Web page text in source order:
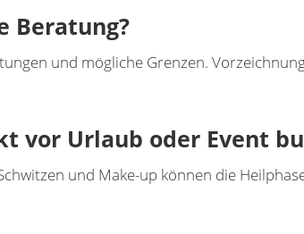
Beratung?
und mögliche Grenzen.
vor Urlaub oder Event
und Make-up können die